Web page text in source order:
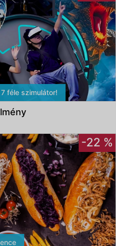
féle szimulátor!
-22 %